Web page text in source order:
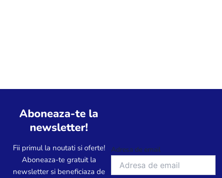
Aboneaza-te la
newsletter!
Fii primul la noutati si oferte!
Aboneaza-te gratuit la
newsletter si beneficiaza de
Adresa de email